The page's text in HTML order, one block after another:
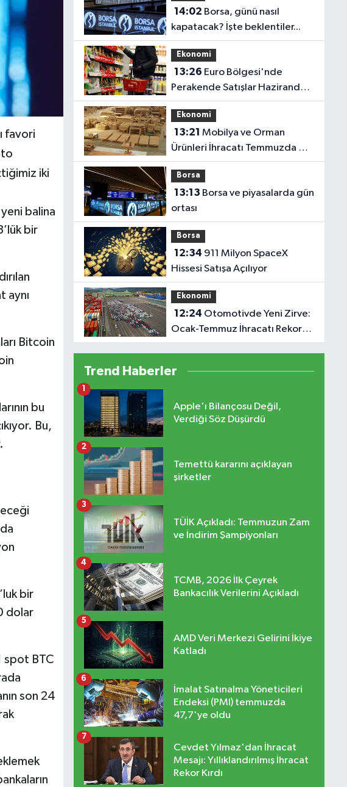
favori
iki
balina
bir
aynı
Bitcoin
bu
Bu,
bir
dolar
spot BTC
son 24
14:02
kapatacak? İşte beklentiler...
Ekonomi
13:26
Perakende Satışlar Haziranda
Geriledi
Ekonomi
13:21
Ürünleri İhracatı Temmuzda %6
Arttı
Borsa
13:13
ortası
Borsa
12:34
Hissesi Satışa Açılıyor
Ekonomi
12:24
Ocak-Temmuz İhracatı Rekor
Kırdı
Trend Haberler
Apple'ı Bilançosu Değil,
Verdiği Söz Düşürdü
1
Temettü kararını açıklayan
şirketler
2
TÜİK Açıkladı: Temmuzun Zam
ve İndirim Şampiyonları
3
TCMB, 2026 İlk Çeyrek
Bankacılık Verilerini Açıkladı
4
AMD Veri Merkezi Gelirini İkiye
Katladı
5
İmalat Satınalma Yöneticileri
Endeksi (PMI) temmuzda
47,7'ye oldu
6
Cevdet Yılmaz'dan İhracat
Mesajı: Yıllıklandırılmış İhracat
Rekor Kırdı
7